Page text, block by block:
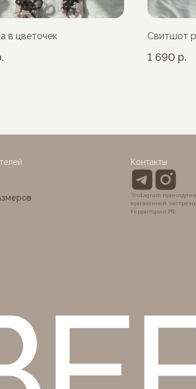
в цветочек Свитшот
1 690 р.
Контакты
*Instagram
признанной
территории РФ